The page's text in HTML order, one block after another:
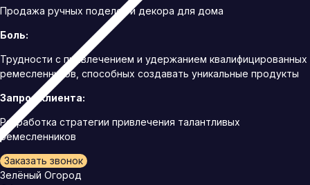
Продажа ручных поделок и декора для дома
Боль:
Трудности с привлечением и удержанием квалифицированных
ремесленников, способных создавать уникальные продукты
Запрос клиента:
Разработка стратегии привлечения талантливых
ремесленников
Заказать звонок
Зелёный Огород